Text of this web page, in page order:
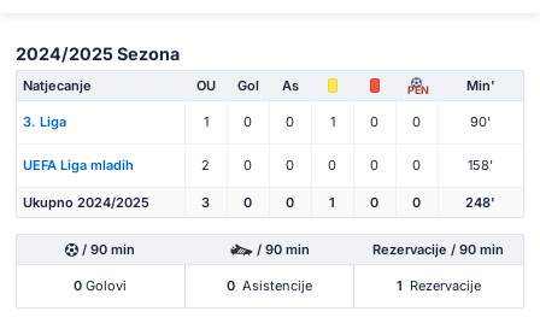
2024/2025 Sezona
Natjecanje OU Gol As PEN Min'
3. Liga 1 0 0 1 0 0 90'
UEFA Liga mladih 2 0 0 0 0 0 158'
Ukupno 2024/2025 3 0 0 1 0 0 248'
/ 90 min / 90 min Rezervacije / 90 min
0 Golovi 0 Asistencije 1 Rezervacije